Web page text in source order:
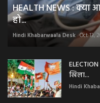
HEALTH NEWS : क्या
हो...
Hindi Khabarwaala Desk Oct 13,
खिला...
Hindi